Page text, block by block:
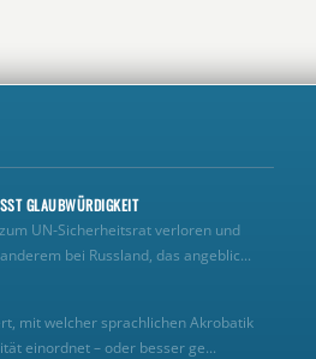
GLAUBWÜRDIGKEIT
UN‑Sicherheitsrat verloren und
bei Russland, das angeblic...
mit welcher sprachlichen Akrobatik
einordnet – oder besser ge...